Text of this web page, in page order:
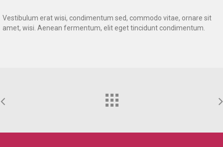
Vestibulum erat wisi, condimentum sed, commodo vitae, ornare sit
amet, wisi. Aenean fermentum, elit eget tincidunt condimentum.